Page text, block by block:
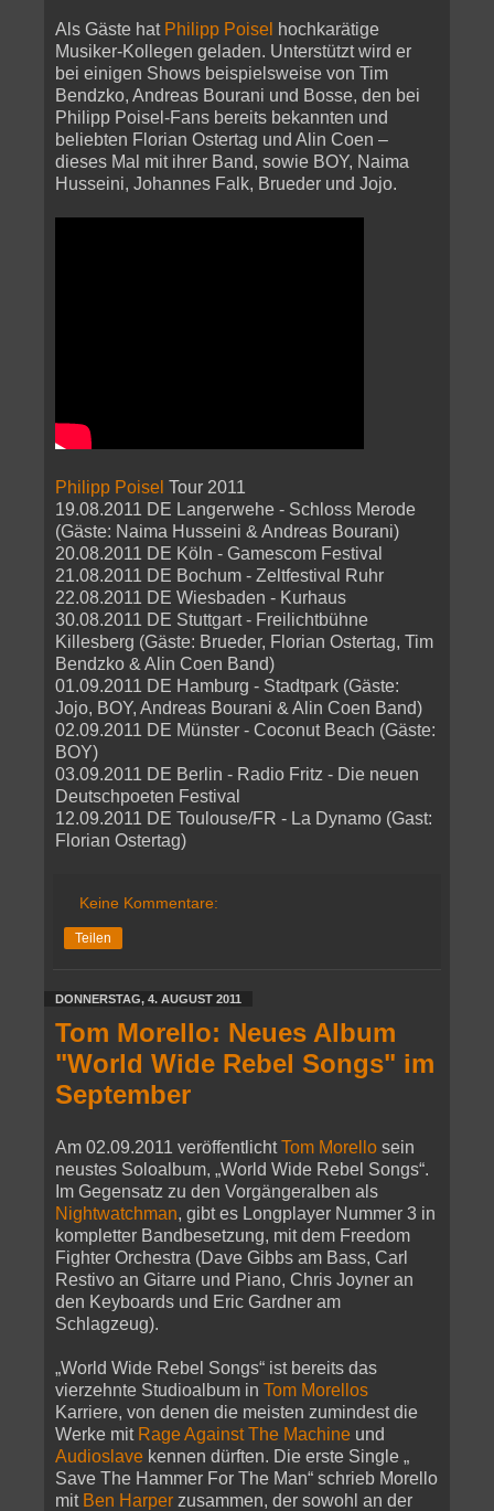
Als Gäste hat Philipp Poisel hochkarätige
Musiker-Kollegen geladen. Unterstützt wird er
bei einigen Shows beispielsweise von Tim
Bendzko, Andreas Bourani und Bosse, den bei
Philipp Poisel-Fans bereits bekannten und
beliebten Florian Ostertag und Alin Coen –
dieses Mal mit ihrer Band, sowie BOY, Naima
Husseini, Johannes Falk, Brueder und Jojo.
Philipp Poisel Tour 2011
19.08.2011 DE Langerwehe - Schloss Merode
(Gäste: Naima Husseini & Andreas Bourani)
20.08.2011 DE Köln - Gamescom Festival
21.08.2011 DE Bochum - Zeltfestival Ruhr
22.08.2011 DE Wiesbaden - Kurhaus
30.08.2011 DE Stuttgart - Freilichtbühne
Killesberg (Gäste: Brueder, Florian Ostertag, Tim
Bendzko & Alin Coen Band)
01.09.2011 DE Hamburg - Stadtpark (Gäste:
Jojo, BOY, Andreas Bourani & Alin Coen Band)
02.09.2011 DE Münster - Coconut Beach (Gäste:
BOY)
03.09.2011 DE Berlin - Radio Fritz - Die neuen
Deutschpoeten Festival
12.09.2011 DE Toulouse/FR - La Dynamo (Gast:
Florian Ostertag)
Keine Kommentare:
Teilen
DONNERSTAG, 4. AUGUST 2011
Tom Morello: Neues Album
"World Wide Rebel Songs" im
September
Am 02.09.2011 veröffentlichtTom Morello sein
neustes Soloalbum, „World Wide Rebel Songs“.
Im Gegensatz zu den Vorgängeralben als
Nightwatchman, gibt es Longplayer Nummer 3 in
kompletter Bandbesetzung, mit dem Freedom
Fighter Orchestra (Dave Gibbs am Bass, Carl
Restivo an Gitarre und Piano, Chris Joyner an
den Keyboards und Eric Gardner am
Schlagzeug).
„World Wide Rebel Songs“ ist bereits das
vierzehnte Studioalbum in Tom Morellos
Karriere, von denen die meisten zumindest die
Werke mit Rage Against The Machine und
Audioslave kennen dürften. Die erste Single „
Save The Hammer For The Man“ schrieb Morello
mit Ben Harper zusammen, der sowohl an der